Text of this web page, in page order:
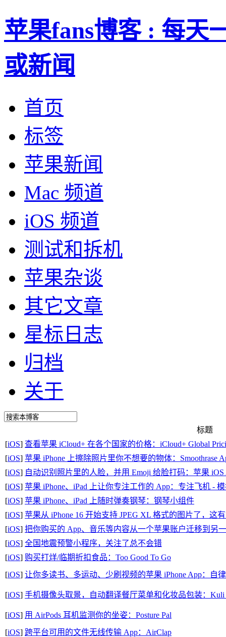
苹果fans博客 : 每天
或新闻
首页
标签
苹果新闻
Mac 频道
iOS 频道
测试和拆机
苹果杂谈
其它文章
星标日志
归档
关于
标题
[iOS] 查看苹果 iCloud+ 在各个国家的价格：iCloud+ Global
[iOS] 苹果 iPhone 上擦除照片里你不想要的物体：Smoothrase
[iOS] 自动识别照片里的人脸，并用 Emoji 给脸打码：苹果 iOS
[iOS] 苹果 iPhone、iPad 上让你专注工作的 App：专注飞机 -
[iOS] 苹果 iPhone、iPad 上随时弹奏钢琴：钢琴小组件
[iOS] 苹果从 iPhone 16 开始支持 JPEG XL 格式的图片了，这
[iOS] 把你购买的 App、音乐等内容从一个苹果账户迁移到另
[iOS] 全国地震预警小程序，关注了总不会错
[iOS] 购买打烊/临期折扣食品：Too Good To Go
[iOS] 让你多读书、多运动、少刷视频的苹果 iPhone App：自
[iOS] 手机摄像头取景，自动翻译餐厅菜单和化妆品包装：
[iOS] 用 AirPods 耳机监测你的坐姿：Posture Pal
[iOS] 跨平台可用的文件无线传输 App：AirClap